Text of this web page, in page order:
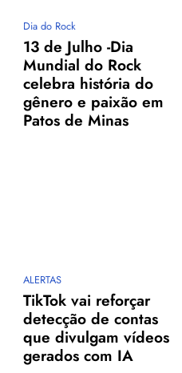
Dia do Rock
13 de Julho -Dia
Mundial do Rock
celebra história do
gênero e paixão em
Patos de Minas
ALERTAS
TikTok vai reforçar
detecção de contas
que divulgam vídeos
gerados com IA